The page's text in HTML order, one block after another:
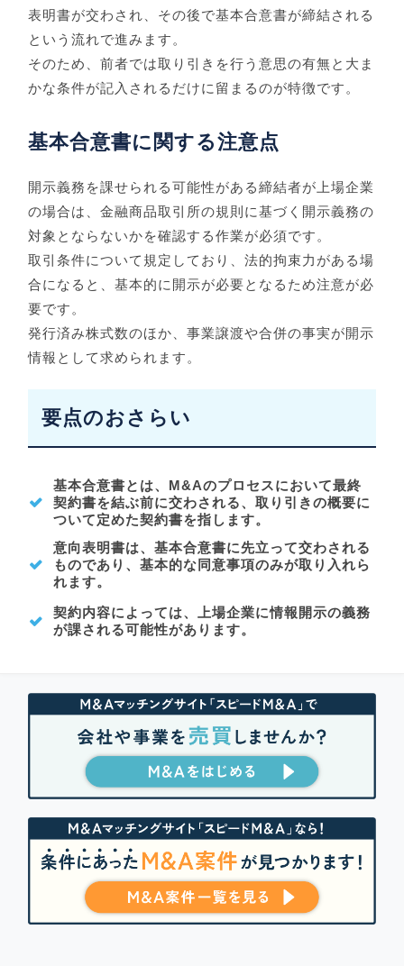
表明書が交わされ、その後で基本合意書が締結される
という流れで進みます。
そのため、前者では取り引きを行う意思の有無と大ま
かな条件が記入されるだけに留まるのが特徴です。
基本合意書に関する注意点
開示義務を課せられる可能性がある締結者が上場企業
の場合は、金融商品取引所の規則に基づく開示義務の
対象とならないかを確認する作業が必須です。
取引条件について規定しており、法的拘束力がある場
合になると、基本的に開示が必要となるため注意が必
要です。
発行済み株式数のほか、事業譲渡や合併の事実が開示
情報として求められます。
要点のおさらい
基本合意書とは、M&Aのプロセスにおいて最終
契約書を結ぶ前に交わされる、取り引きの概要に
ついて定めた契約書を指します。
意向表明書は、基本合意書に先立って交わされる
ものであり、基本的な同意事項のみが取り入れら
れます。
契約内容によっては、上場企業に情報開示の義務
が課される可能性があります。